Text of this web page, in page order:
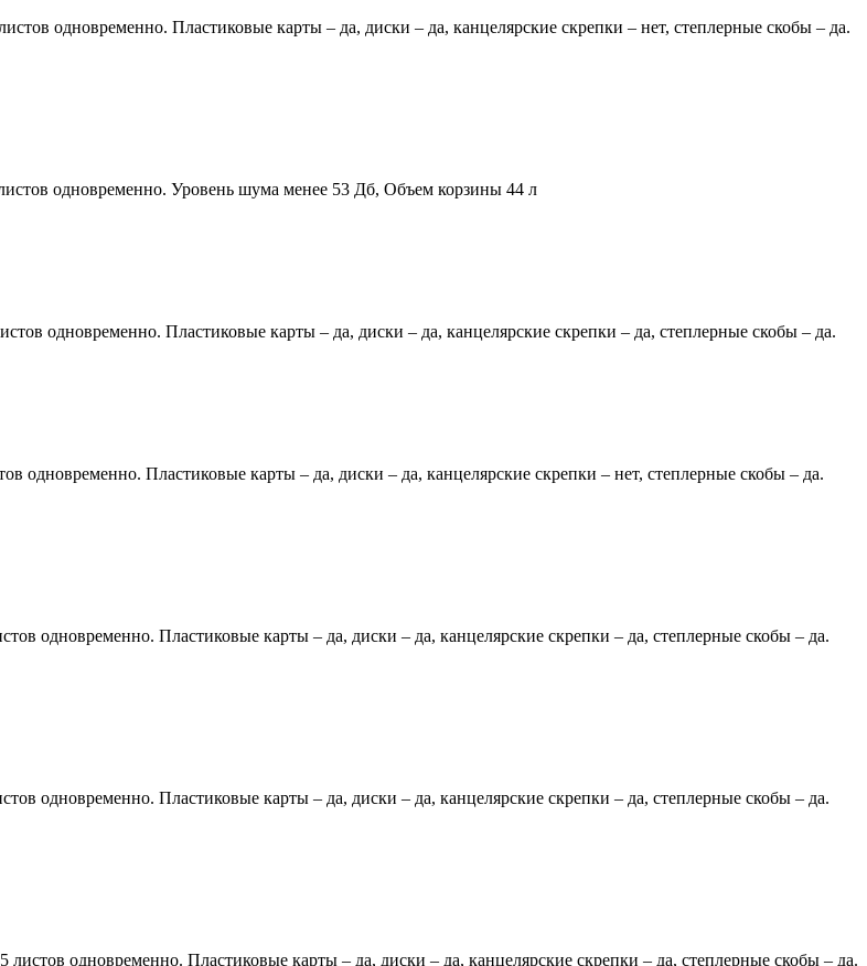
одновременно. Пластиковые карты – да, диски – да, канцелярские скрепки – нет, степлерные скобы – да.
одновременно. Уровень шума менее 53 Дб, Объем корзины 44 л
одновременно. Пластиковые карты – да, диски – да, канцелярские скрепки – да, степлерные скобы – да.
одновременно. Пластиковые карты – да, диски – да, канцелярские скрепки – нет, степлерные скобы – да.
одновременно. Пластиковые карты – да, диски – да, канцелярские скрепки – да, степлерные скобы – да.
одновременно. Пластиковые карты – да, диски – да, канцелярские скрепки – да, степлерные скобы – да.
одновременно. Пластиковые карты – да, диски – да, канцелярские скрепки – да, степлерные скобы – да.